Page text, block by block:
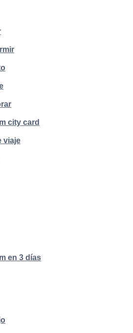
city card
viaje
en 3 días